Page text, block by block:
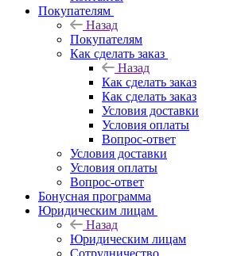
Покупателям
Назад
Покупателям
Как сделать заказ
Назад
Как сделать заказ
Как сделать заказ
Условия доставки
Условия оплаты
Вопрос-ответ
Условия доставки
Условия оплаты
Вопрос-ответ
Бонусная программа
Юридическим лицам
Назад
Юридическим лицам
Сотрудничество